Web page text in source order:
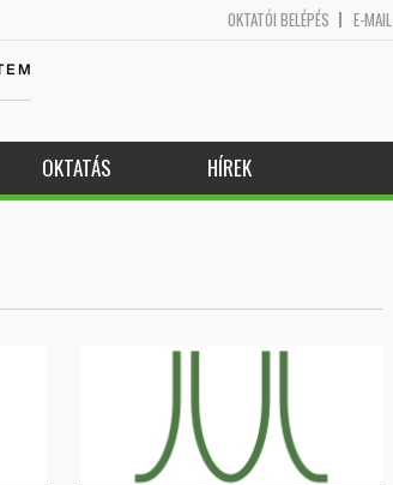
OKTATÓI BELÉPÉS E-MAIL
OKTATÁS HÍREK